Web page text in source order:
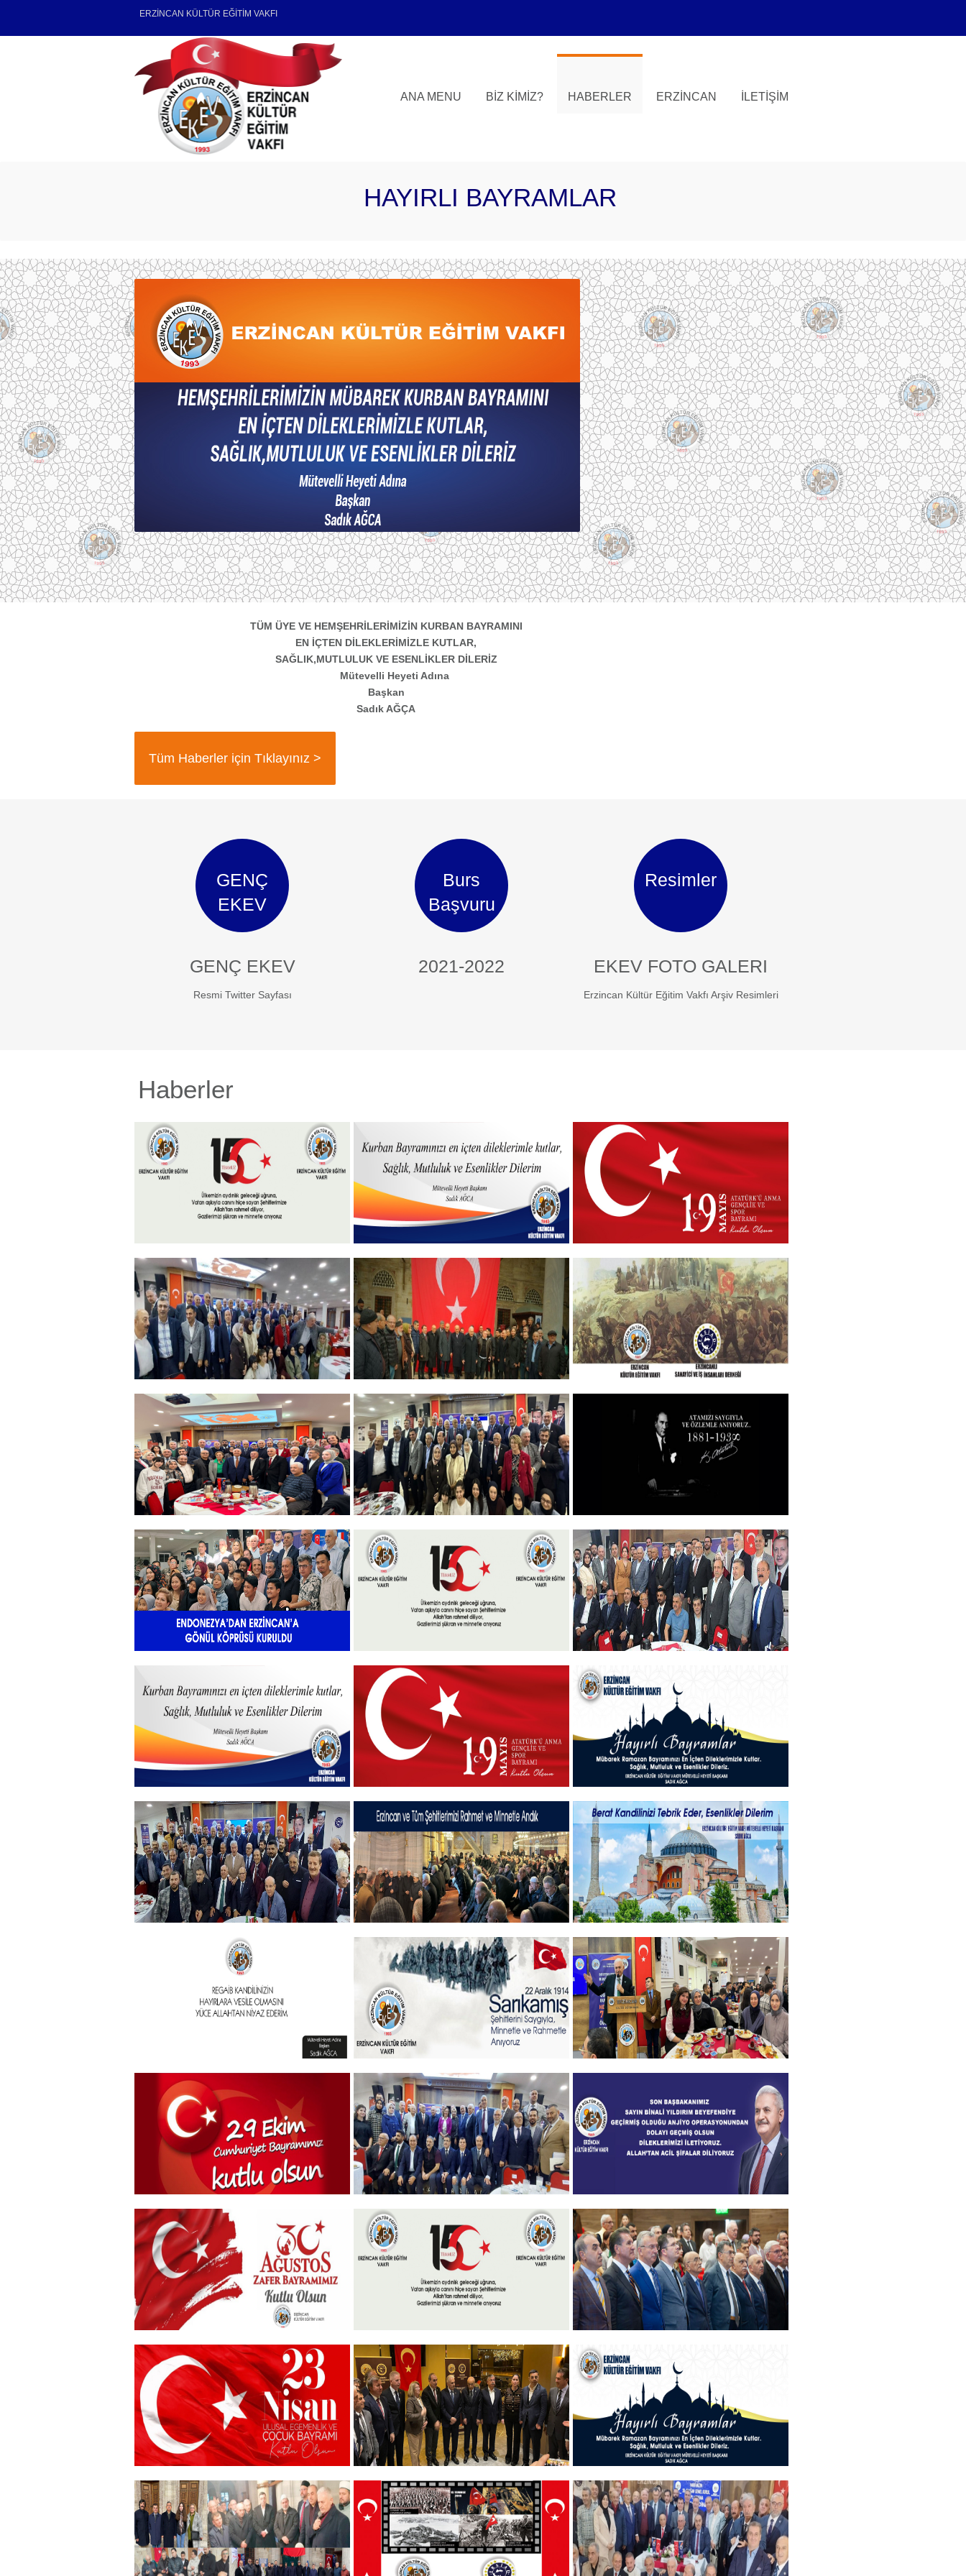
ERZİNCAN KÜLTÜR EĞİTİM VAKFI
ANA MENU BIZ KIMIZ? HABERLER ERZINCAN İLETIŞIM
HAYIRLI BAYRAMLAR
TÜM ÜYE VE HEMŞEHRİLERİMİZİN KURBAN BAYRAMINI
EN İÇTEN DİLEKLERİMİZLE KUTLAR,
SAĞLIK,MUTLULUK VE ESENLİKLER DİLERİZ
Mütevelli Heyeti Adına
Başkan
Sadık AĞÇA
Tüm Haberler için Tıklayınız >
GENÇ
EKEV
GENÇ EKEV
Resmi Twitter Sayfası
Burs
Başvuru
2021-2022
Resimler
EKEV FOTO GALERI
Erzincan Kültür Eğitim Vakfı Arşiv Resimleri
Haberler
15 Temmuz 2026
+
Hayırlı Bayramlar
+
19 MAYIS 2026
+
ERZİNCANLILAR EKEV’İN
GELENEKSEL İFTAR
YEMEĞİNDE BULUŞTU
+
GELENEKSEL ŞEHİTLERİMİZİ
ANMA PROGRAMI
DÜZENLEDİK
+
ERZINCAN VE TÜM SEHITLERI
ANMA PROGRAMI
+
Sadık Ağça Yeniden Başkan
Seçildi
+
Vakfımızın 2025-2026 Yılı Burs
Toplantısı Yapıldı.
+
10 KASIM
+
köprüsü
+
15 Temmuz 2025
+
Vakfımızdan Teşekkür Belgesi
Takdim Programı
+
Kurban Bayramı
+
19 MAYIS 2025
+
Hayırlı Bayramlar
+
Geleneksel İftar Programımız
+
Şehitlerimizi Rahmet ve Minnetle
Andık...
+
Vakıf Başkanımızdan Kandil
mesajı
+
Vakıf Başkanımızdan Kandil
mesajı
+
Sehitlerimizi Rahmetle Anıyoruz
+
öğrencilerimizle kahvaltı
Programı
+
29 Ekim Cumhuriyet Bayramı
+
2024-2025 Burs Toplantısında
7000 Yakın Taahhüt alındı
+
Geçmiş Olsun Mesajı
+
30 Ağustos Zafer Bayramı
+
15 Temmuz 2024
+
Akademik Bilim, Sanat ve Spor
Ödülleri” Sahiplerini Buldu.
+
23 NİSAN
+
Vakfımızın Geleneksel İftar
Programı
+
Hayırlı Bayramlar
+